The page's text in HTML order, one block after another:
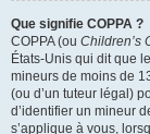
Que signifie COPPA ?
COPPA (ou Children’s
États-Unis qui dit que
mineurs de moins de
(ou d’un tuteur légal)
d’identifier un mineur
s’applique à vous,